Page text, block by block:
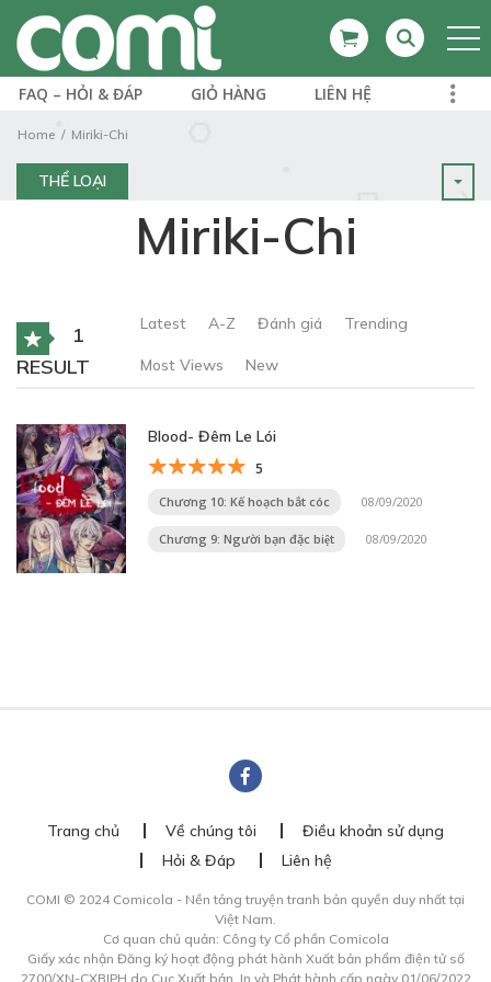
FAQ – HỎI & ĐÁP GIỎ HÀNG LIÊN HỆ
Home Miriki-Chi
THỂ LOẠI
Miriki-Chi
1
RESULT
Latest A-Z Đánh giá Trending
Most Views New
Blood- Đêm Le Lói
5
Chương 10: Kế hoạch bắt cóc 08/09/2020
Chương 9: Người bạn đặc biệt 08/09/2020
Trang chủ Về chúng tôi
Điều khoản sử dụng
Hỏi & Đáp
Liên hệ
COMI © 2024 Comicola - Nền tảng truyện tranh bản quyền duy nhất tại
Việt Nam.
Cơ quan chủ quản: Công ty Cổ phần Comicola
Giấy xác nhận Đăng ký hoạt động phát hành Xuất bản phẩm điện tử số
2700/XN-CXBIPH do Cục Xuất bản, In và Phát hành cấp ngày 01/06/2022